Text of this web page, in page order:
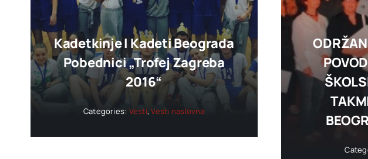
Kadetkinje I Kadeti Beograda
Pobednici „trofej Zagreba
2016“
Categories: Vesti,Vesti naslovna